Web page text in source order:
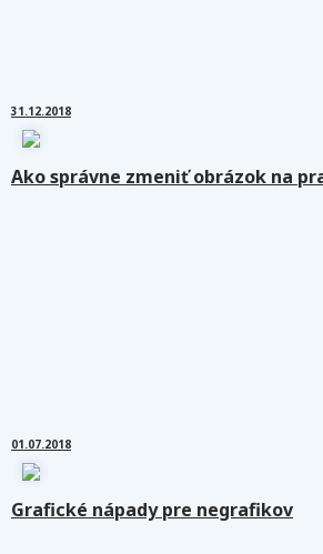
31.12.2018
Ako správne zmeniť obrázok na
01.07.2018
Grafické nápady pre negrafikov